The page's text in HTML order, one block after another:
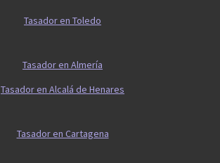
Tasador en Toledo
Tasador en Almería
Tasador en Alcalá de Henares
Tasador en Cartagena